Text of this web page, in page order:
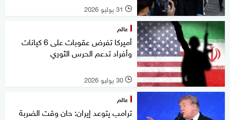
l 31 يوليو 2026
عالم
أميركا تفرض عقوبات على 6 كيانات
وأفراد تدعم الحرس الثوري
l 30 يوليو 2026
عالم
ترامب يتوعد إيران: حان وقت الضربة